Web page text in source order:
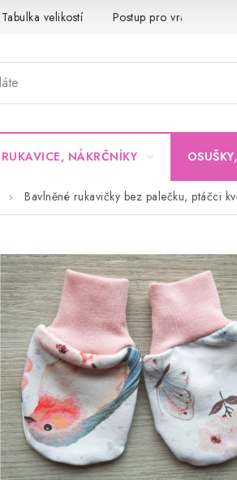
Tabulka velikostí Postup pro vrácení a
NÁKRČNÍKY
Bavlněné rukavičky bez palečku, ptáčci